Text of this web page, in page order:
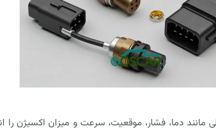
دما، فشار، موقعیت، سرعت و میزان اکسیژن را